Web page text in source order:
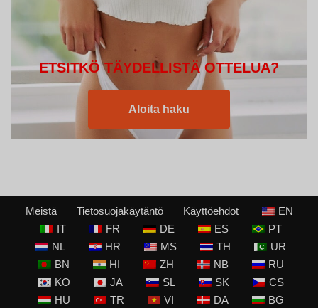
ETSITKÖ TÄYDELLISTÄ OTTELUA?
Aloita haku
Meistä Tietosuojakäytäntö Käyttöehdot
EN
IT
FR DE ES
PT
NL
HR MS TH
UR
BN
HI ZH NB
RU
KO
JA SL SK
CS
HU
TR VI DA BG